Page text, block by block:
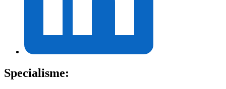
Specialisme: